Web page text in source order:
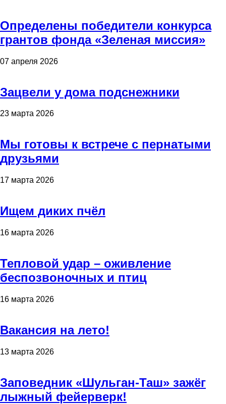
Определены победители конкурса
грантов фонда «Зеленая миссия»
07 апреля 2026
Зацвели у дома подснежники
23 марта 2026
Мы готовы к встрече с пернатыми
друзьями
17 марта 2026
Ищем диких пчёл
16 марта 2026
Тепловой удар – оживление
беспозвоночных и птиц
16 марта 2026
Вакансия на лето!
13 марта 2026
Заповедник «Шульган-Таш» зажёг
лыжный фейерверк!